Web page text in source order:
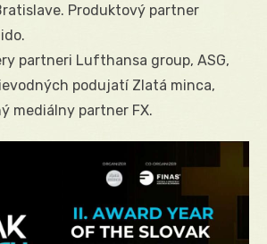
Produktový partner
partneri Lufthansa group, ASG,
podujatí Zlatá minca,
mediálny partner FX.